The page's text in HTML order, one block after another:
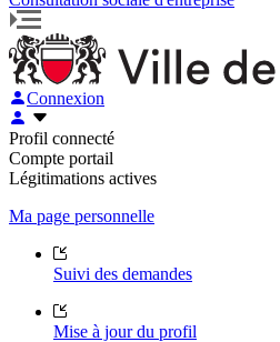
Connexion
Profil connecté
Compte portail
Légitimations actives
Ma page personnelle
Suivi des demandes
Mise à jour du profil